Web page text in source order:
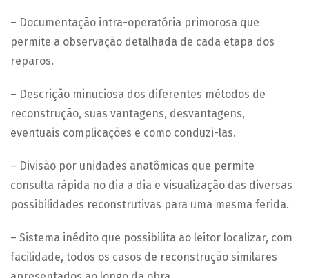
– Documentação intra-operatória primorosa que
permite a observação detalhada de cada etapa dos
reparos.
– Descrição minuciosa dos diferentes métodos de
reconstrução, suas vantagens, desvantagens,
eventuais complicações e como conduzi-las.
– Divisão por unidades anatômicas que permite
consulta rápida no dia a dia e visualização das diversas
possibilidades reconstrutivas para uma mesma ferida.
– Sistema inédito que possibilita ao leitor localizar, com
facilidade, todos os casos de reconstrução similares